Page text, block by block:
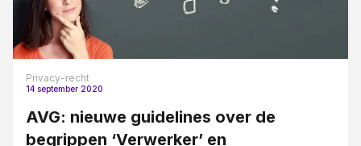
Privacy-recht
14 september 2020
AVG: nieuwe guidelines over de
begrippen ‘Verwerker’ en